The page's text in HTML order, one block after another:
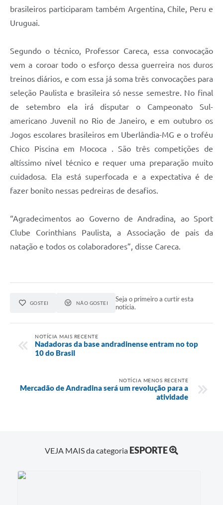
brasileiros participaram também Argentina, Chile, Peru e
Uruguai.
Segundo o técnico, Professor Careca, essa convocação
vem a coroar todo o esforço dessa guerreira nos duros
treinos diários, e com essa já soma três convocações para
seleção Paulista e brasileira só nesse semestre. No final
de setembro ela irá disputar o Campeonato Sul-
americano Juvenil no Rio de Janeiro, e em outubro os
Jogos escolares brasileiros em Uberlândia-MG e o troféu
Chico Piscina em Mococa . São três competições de
altíssimo nível técnico e requer uma preparação muito
cuidadosa. Ela está superfocada e a expectativa é de
fazer bonito nessas pedreiras de desafios.
“Agradecimentos ao Governo de Andradina, ao Sport
Clube Corinthians Paulista, a Associação de pais da
natação e todos os colaboradores”, disse Careca.
GOSTEI NÃO GOSTEI
Seja o primeiro a curtir esta
notícia.
NOTÍCIA MAIS RECENTE
Nadadoras da base andradinense entram no top
10 do Brasil
NOTÍCIA MENOS RECENTE
Mercadão de Andradina será um revolução para a
atividade
VEJA MAIS da categoria ESPORTE